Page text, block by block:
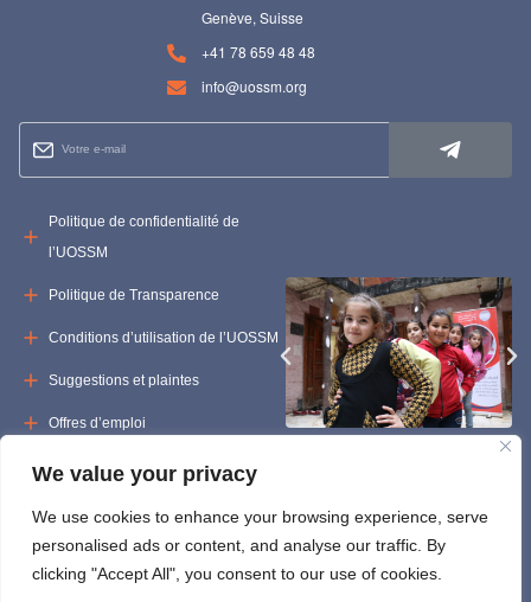
We value your privacy
We use cookies to enhance your browsing experience, serve
personalised ads or content, and analyse our traffic. By
clicking "Accept All", you consent to our use of cookies.
Genève, Suisse
+41 78 659 48 48
info@uossm.org
Politique de confidentialité de
l’UOSSM
Politique de Transparence
Conditions d’utilisation de l’UOSSM
Suggestions et plaintes
Offres d’emploi
Appels d’offres